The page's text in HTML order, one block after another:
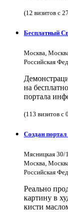
(12 визитов с
Бесплатный
Москва,
Российская
на
портала
(113 визитов
Создан
Мясницкая 30/
Москва,
Российская
Реально
картину в
кисти